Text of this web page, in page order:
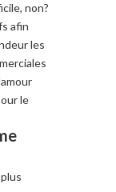
non?
afin
les
le